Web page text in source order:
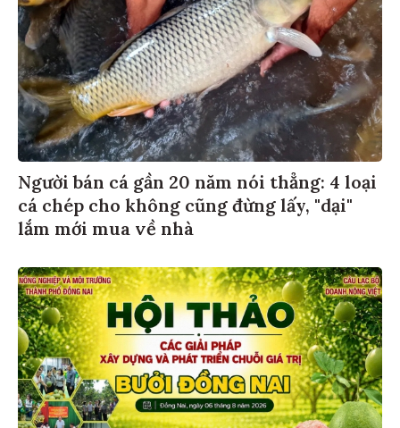
Người bán cá gần 20 năm nói thẳng: 4 loại
cá chép cho không cũng đừng lấy, "dại"
lắm mới mua về nhà